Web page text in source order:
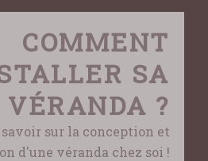
COMMENT
SA
VÉRANDA ?
sur la conception et
d'une véranda chez soi !